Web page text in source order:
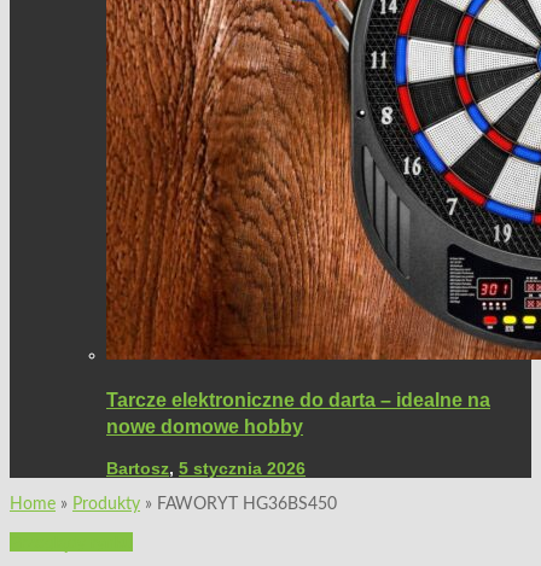
Tarcze elektroniczne do darta – idealne na
nowe domowe hobby
Bartosz, 5 stycznia 2026
Home » Produkty » FAWORYT HG36BS450